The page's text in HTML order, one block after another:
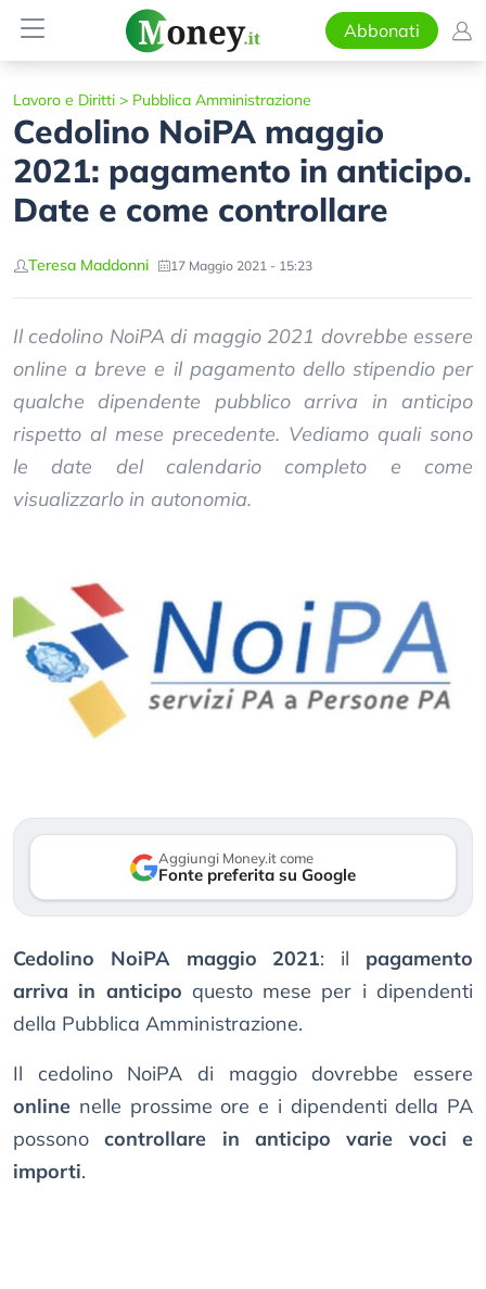
Abbonati
Lavoro e Diritti > Pubblica Amministrazione
Cedolino NoiPA maggio
2021: pagamento in anticipo.
Date e come controllare
Teresa Maddonni 17 Maggio 2021 - 15:23
Il cedolino NoiPA di maggio 2021 dovrebbe essere
online a breve e il pagamento dello stipendio per
qualche dipendente pubblico arriva in anticipo
rispetto al mese precedente. Vediamo quali sono
le date del calendario completo e come
visualizzarlo in autonomia.
Aggiungi Money.it come
Fonte preferita su Google
Cedolino NoiPA maggio 2021: il pagamento
arriva in anticipo questo mese per i dipendenti
della Pubblica Amministrazione.
Il cedolino NoiPA di maggio dovrebbe essere
online nelle prossime ore e i dipendenti della PA
possonocontrollare in anticipo varie voci e
importi.